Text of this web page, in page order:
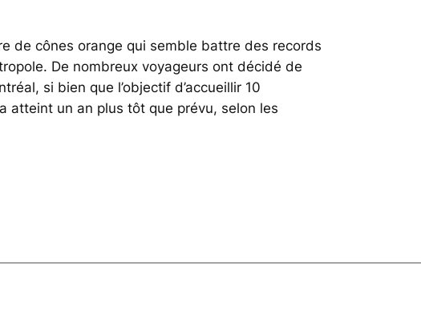
de cônes orange qui semble battre des records
De nombreux voyageurs ont décidé de
si bien que l’objectif d’accueillir 10
atteint un an plus tôt que prévu, selon les